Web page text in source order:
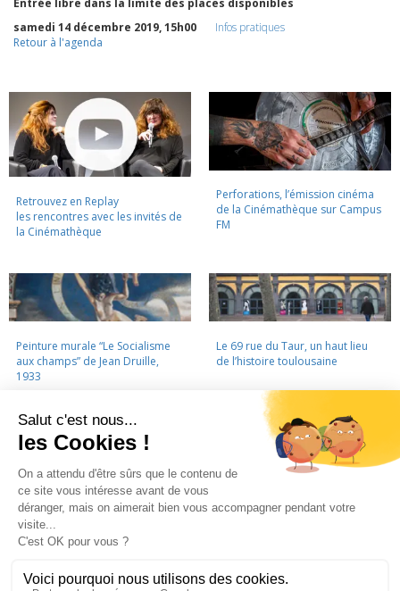
Entrée libre dans la limite des places disponibles
samedi 14 décembre 2019, 15h00
Infos pratiques
Retour à l'agenda
Retrouvez en Replay
les rencontres avec les invités de
la Cinémathèque
Perforations, l’émission cinéma
de la Cinémathèque sur Campus
FM
Peinture murale “Le Socialisme
aux champs” de Jean Druille,
1933
Le 69 rue du Taur, un haut lieu
de l’histoire toulousaine
LA CINÉMATHÈQUE · CONTACTS · LETTRE D'INFORMATION ·
MENTIONS LÉGALES